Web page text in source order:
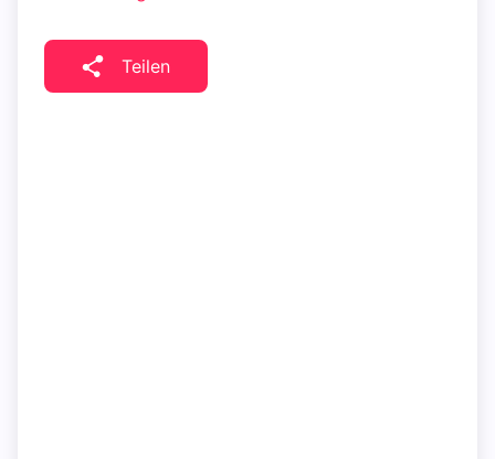
Teilen